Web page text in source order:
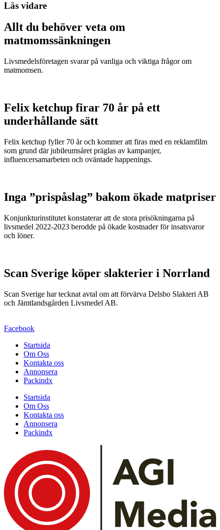
Läs vidare
Allt du behöver veta om
matmomssänkningen
Livsmedelsföretagen svarar på vanliga och viktiga frågor om
matmomsen.
Felix ketchup firar 70 år på ett
underhållande sätt
Felix ketchup fyller 70 år och kommer att firas med en reklamfilm
som grund där jubileumsåret präglas av kampanjer,
influencersamarbeten och oväntade happenings.
Inga ”prispåslag” bakom ökade matpriser
Konjunkturinstitutet konstaterar att de stora prisökningarna på
livsmedel 2022-2023 berodde på ökade kostnader för insatsvaror
och löner.
Scan Sverige köper slakterier i Norrland
Scan Sverige har tecknat avtal om att förvärva Delsbo Slakteri AB
och Jämtlandsgården Livsmedel AB.
Facebook
Startsida
Om Oss
Kontakta oss
Annonsera
Packindx
Startsida
Om Oss
Kontakta oss
Annonsera
Packindx